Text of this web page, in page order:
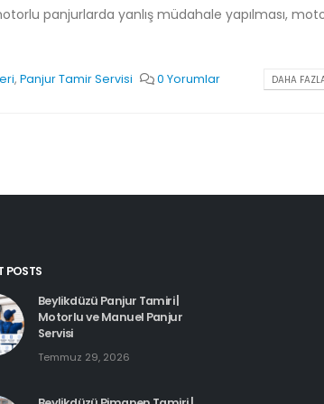
panjurlarda yanlış müdahale yapılması,
,Panjur Tamir Servisi 0 Yorumlar DAHA
POSTS
Beylikdüzü Panjur Tamiri |
Motorlu ve Manuel Panjur
Servisi
Temmuz 29, 2026